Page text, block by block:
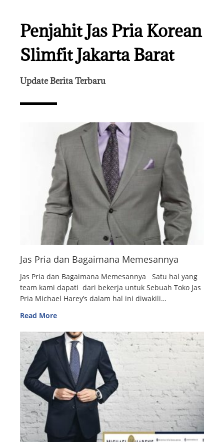
Penjahit Jas Pria Korean
Slimfit Jakarta Barat
Update Berita Terbaru
Jas Pria dan Bagaimana Memesannya
Jas Pria dan Bagaimana Memesannya Satu hal yang
team kami dapati dari bekerja untuk Sebuah Toko Jas
Pria Michael Harey’s dalam hal ini diwakili…
Read More